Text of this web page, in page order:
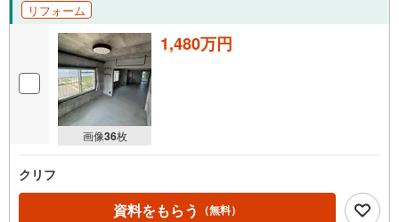
リフォーム
画像36枚
1,480万円
クリフ
資料をもらう （無料）